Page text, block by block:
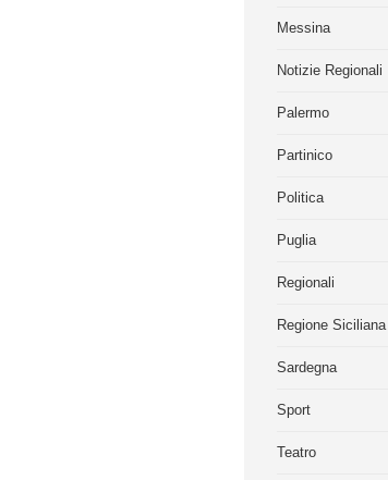
Messina
Notizie Regionali
Palermo
Partinico
Politica
Puglia
Regionali
Regione Siciliana
Sardegna
Sport
Teatro